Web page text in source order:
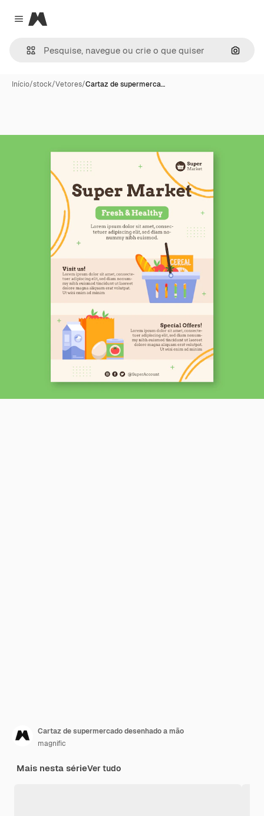
Close menu
Magnific
Início/stock/Vetores/Cartaz de supermerca…
Cartaz de supermercado desenhado a mão
magnific
Mais nesta sérieVer tudo